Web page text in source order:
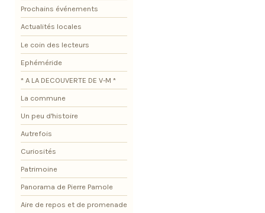
Prochains événements
Actualités locales
Le coin des lecteurs
Ephéméride
* A LA DECOUVERTE DE V-M *
La commune
Un peu d'histoire
Autrefois
Curiosités
Patrimoine
Panorama de Pierre Pamole
Aire de repos et de promenade